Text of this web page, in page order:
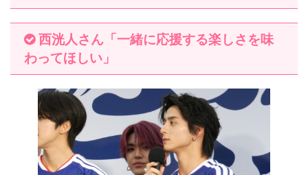
西洸人さん「一緒に応援する楽しさを味
わってほしい」